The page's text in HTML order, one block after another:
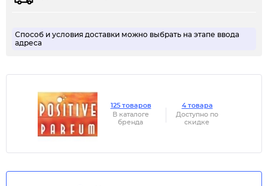
Способ и условия доставки можно выбрать на этапе ввода
адреса
125 товаров
В каталоге
бренда
4 товара
Доступно по
скидке